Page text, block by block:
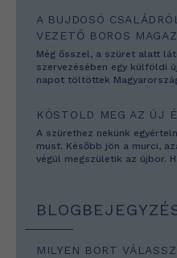
A BUJDOSÓ
VEZETŐ BOROS
Még ősszel, a szüret alatt
szervezésében egy külföldi
napot töltöttek
KÓSTOLD MEG AZ ÚJ
A szürethez nekünk
must. Később jön a murci,
végül megszületik az újbor.
MILYEN BORT